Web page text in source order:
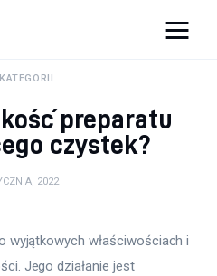
preparatu
czystek?
2022
wyjątkowych właściwościach i
Jego działanie jest